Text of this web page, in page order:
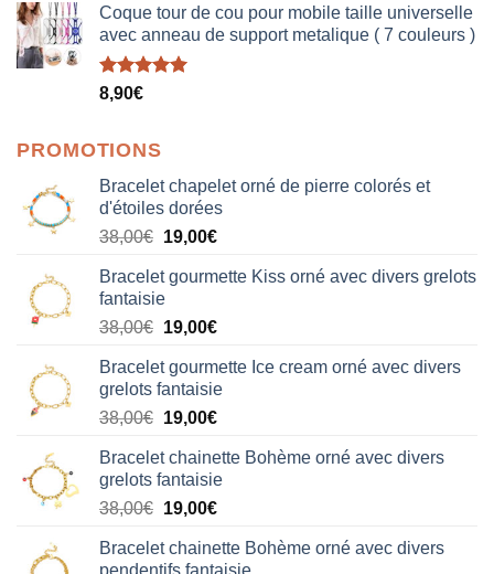
Coque tour de cou pour mobile taille universelle
avec anneau de support metalique ( 7 couleurs )
Note5.00
8,90€
PROMOTIONS
Bracelet chapelet orné de pierre colorés et
d'étoiles dorées
38,00€ Le
initial
était :
38,00€.
19,00€Le
actuel
19,00€.
Bracelet gourmette Kiss orné avec divers grelots
fantaisie
38,00€ Le
initial
était :
38,00€.
19,00€Le
actuel
est :
19,00€.
Bracelet gourmette Ice cream orné avec divers
grelots fantaisie
38,00€ Le
initial
était :
38,00€.
19,00€Le
actuel
est :
19,00€.
Bracelet chainette Bohème orné avec divers
grelots fantaisie
38,00€ Le
initial
19,00€Le
actuel
Bracelet chainette Bohème orné avec divers
pendentifs fantaisie